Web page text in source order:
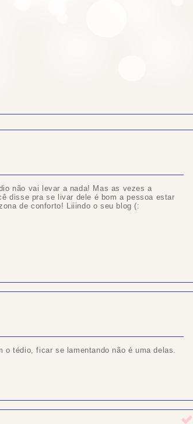
não vai levar a nada! Mas as vezes a
disse pra se livar dele é bom a pessoa estar
de conforto! Liiindo o seu blog (:
tédio, ficar se lamentando não é uma delas.